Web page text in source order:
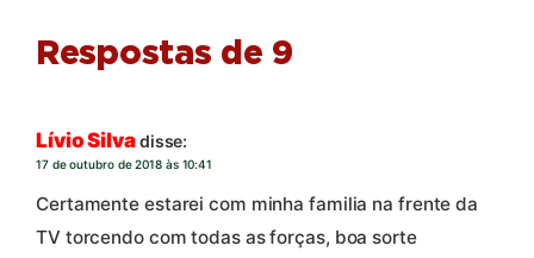
Respostas de 9
Lívio Silvadisse:
17 de outubro de 2018 às 10:41
Certamente estarei com minha familia na frente da
TV torcendo com todas as forças, boa sorte